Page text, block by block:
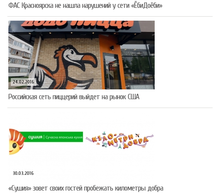
ФАС Красноярска не нашла нарушений у сети «ЁбиДоёби»
24.02.2016
Российская сеть пиццерий выйдет на рынок США
30.03.2016
«Сушия» зовет своих гостей пробежать километры добра